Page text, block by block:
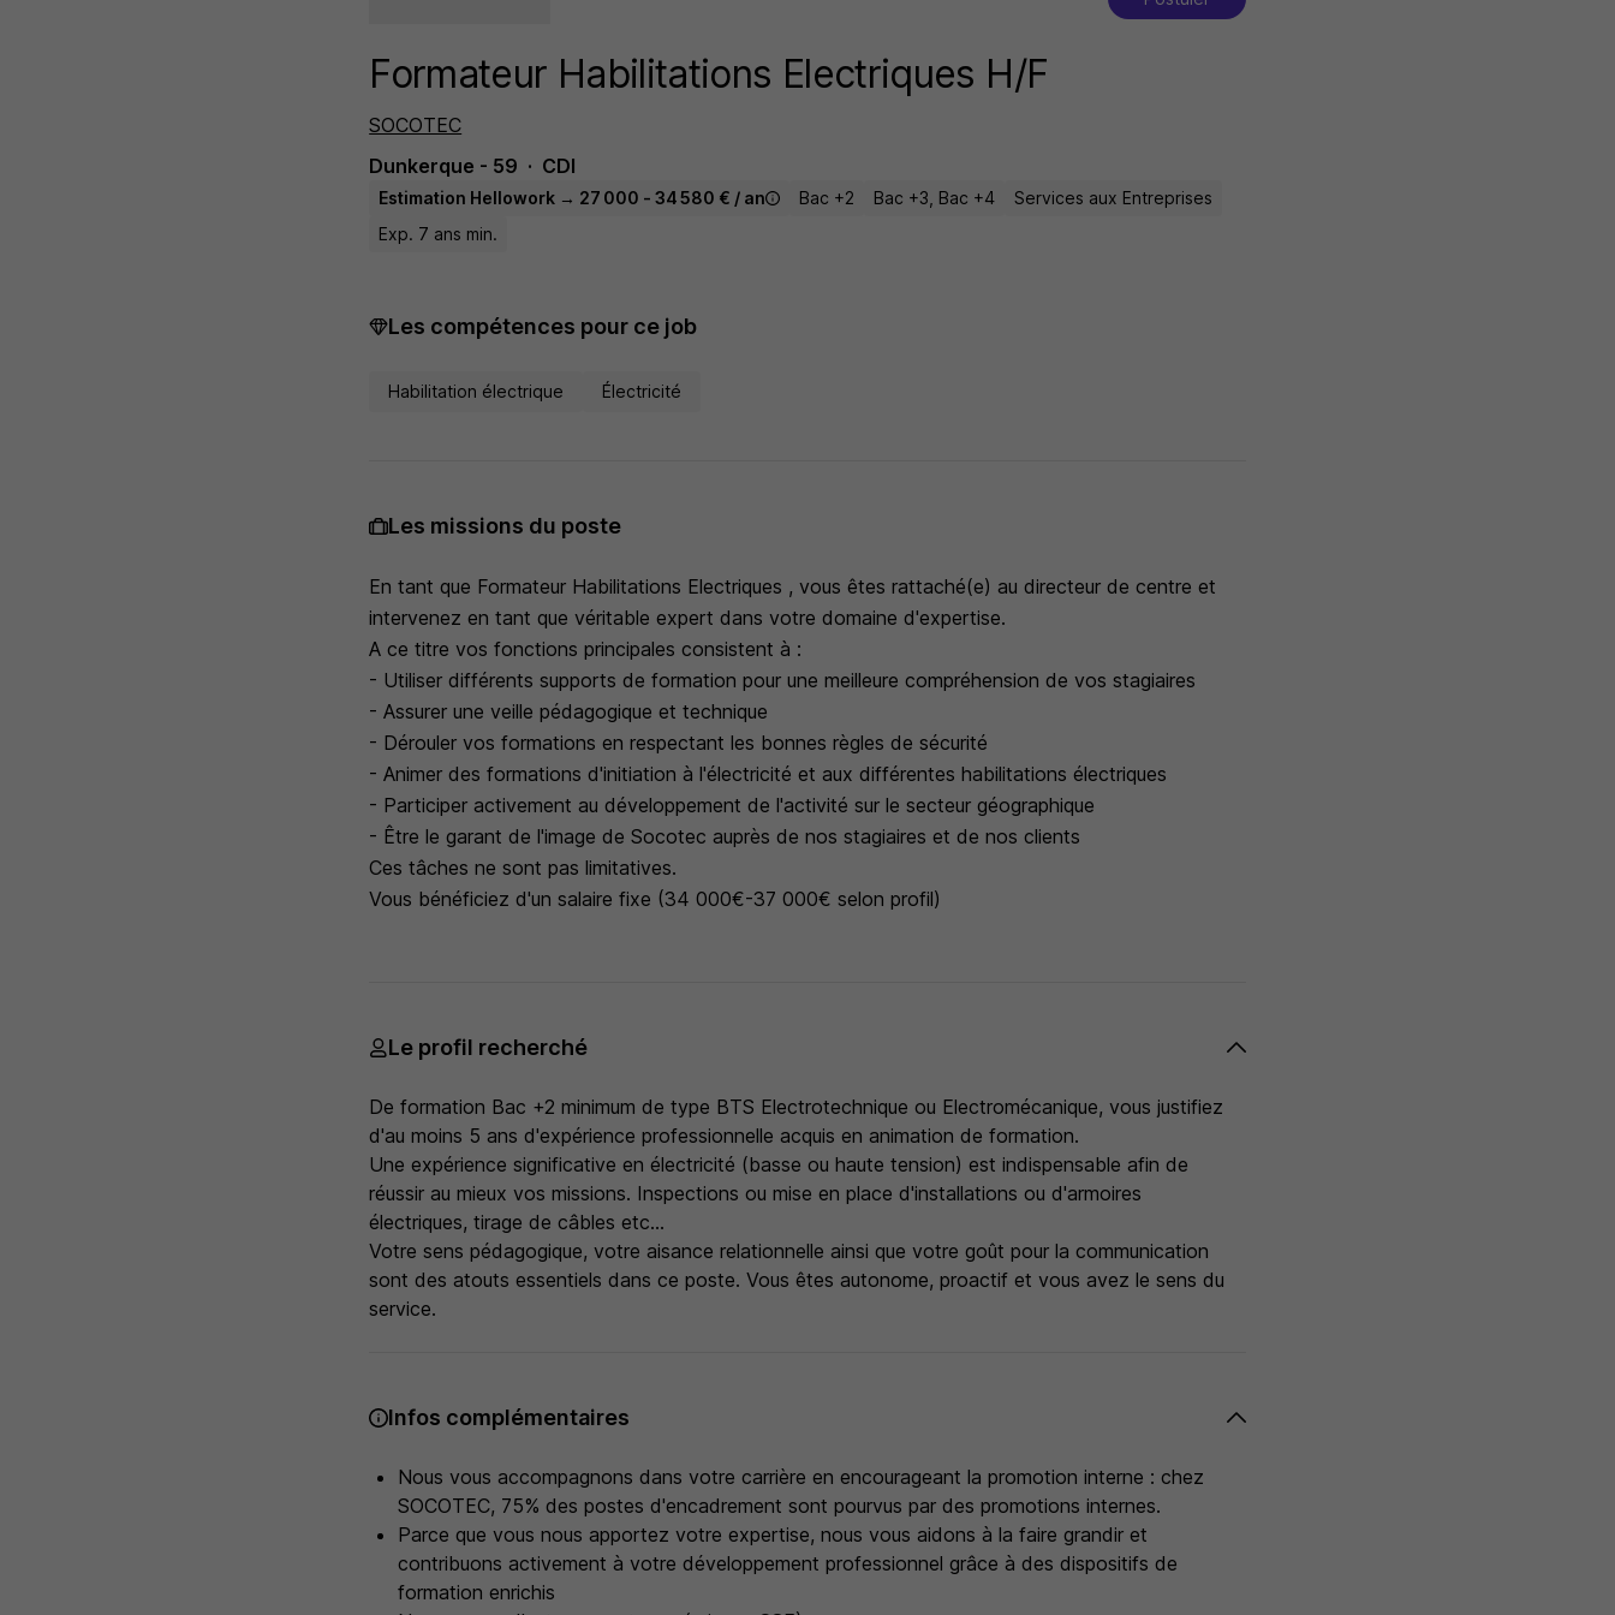
Formateur Habilitations Electriques H/F
SOCOTEC
Dunkerque - 59
CDI
Estimation Hellowork → 27 000 - 34 580 € / an Bac +2 Bac +3, Bac +4
Services aux Entreprises
Exp. 7 ans min.
Les compétences pour ce job
Habilitation électrique Électricité
Les missions du poste
En tant que Formateur Habilitations Electriques , vous êtes rattaché(e) au directeur de centre et
intervenez en tant que véritable expert dans votre domaine d'expertise.
A ce titre vos fonctions principales consistent à :
- Utiliser différents supports de formation pour une meilleure compréhension de vos stagiaires
- Assurer une veille pédagogique et technique
- Dérouler vos formations en respectant les bonnes règles de sécurité
- Animer des formations d'initiation à l'électricité et aux différentes habilitations électriques
- Participer activement au développement de l'activité sur le secteur géographique
- Être le garant de l'image de Socotec auprès de nos stagiaires et de nos clients
Ces tâches ne sont pas limitatives.
Vous bénéficiez d'un salaire fixe (34 000€-37 000€ selon profil)
Le profil recherché
De formation Bac +2 minimum de type BTS Electrotechnique ou Electromécanique, vous justifiez
d'au moins 5 ans d'expérience professionnelle acquis en animation de formation.
Une expérience significative en électricité (basse ou haute tension) est indispensable afin de
réussir au mieux vos missions. Inspections ou mise en place d'installations ou d'armoires
électriques, tirage de câbles etc...
Votre sens pédagogique, votre aisance relationnelle ainsi que votre goût pour la communication
sont des atouts essentiels dans ce poste. Vous êtes autonome, proactif et vous avez le sens du
service.
Infos complémentaires
Nous vous accompagnons dans votre carrière en encourageant la promotion interne : chez
SOCOTEC, 75% des postes d'encadrement sont pourvus par des promotions internes.
Parce que vous nous apportez votre expertise, nous vous aidons à la faire grandir et
contribuons activement à votre développement professionnel grâce à des dispositifs de
formation enrichis